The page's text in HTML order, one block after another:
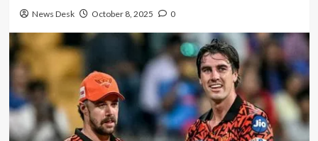
News Desk October 8, 2025 0